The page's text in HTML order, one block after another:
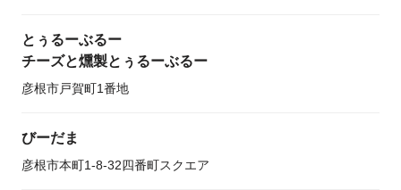
とぅるーぶるー
チーズと燻製とぅるーぶるー
彦根市戸賀町1番地
びーだま
彦根市本町1-8-32四番町スクエア